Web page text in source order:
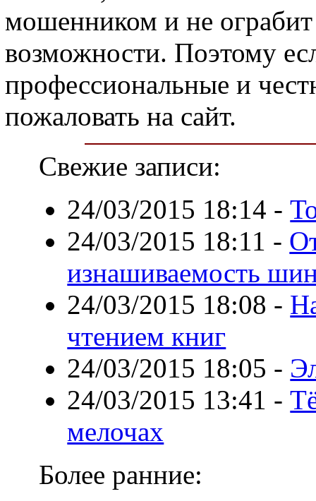
мошенником и не
возможности. Поэтому
профессиональные и
пожаловать на сайт.
Свежие записи:
24/03/2015 18:14 -
24/03/2015 18:11 -
изнашиваемость
24/03/2015 18:08 -
чтением книг
24/03/2015 18:05 -
24/03/2015 13:41 -
мелочах
Более ранние: